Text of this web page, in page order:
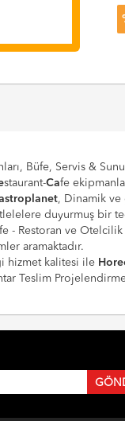
Büfe, Servis &
staurant-Cafe
, Dinamik ve
duyurmuş bir
- Restoran ve
aramaktadır.
hizmet kalitesi ile
Teslim